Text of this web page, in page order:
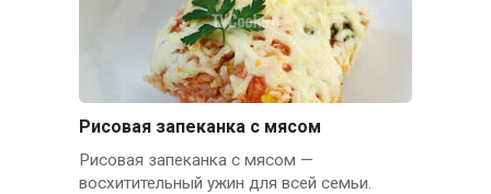
Рисовая запеканка с мясом
Рисовая запеканка с мясом —
восхитительный ужин для всей семьи.